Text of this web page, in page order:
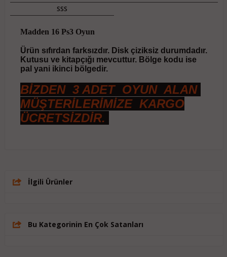
SSS
Madden 16 Ps3 Oyun
Ürün sıfırdan farksızdır. Disk çiziksiz durumdadır.
Kutusu ve kitapçığı mevcuttur. Bölge kodu ise
pal yani ikinci bölgedir.
BİZDEN 3 ADET OYUN ALAN
MÜŞTERİLERİMİZE KARGO
ÜCRETSİZDİR.
İlgili Ürünler
Bu Kategorinin En Çok Satanları